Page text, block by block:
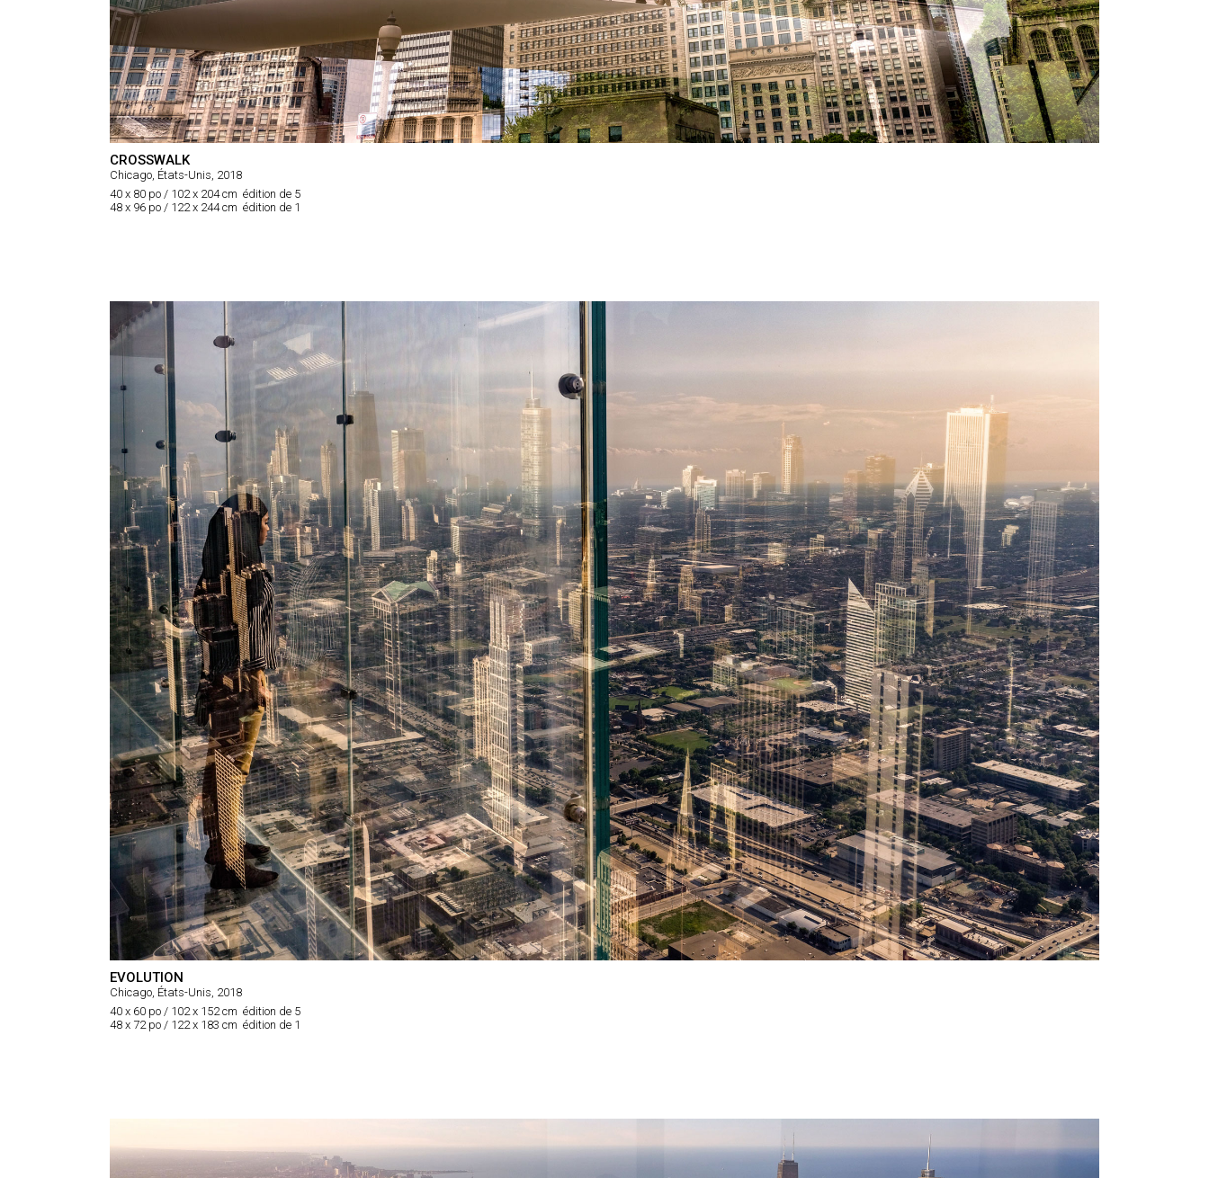
CROSSWALK
Chicago, États-Unis, 2018
40 x 80 po / 102 x 204 cm édition de 5
48 x 96 po / 122 x 244 cm édition de 1
EVOLUTION
Chicago, États-Unis, 2018
40 x 60 po / 102 x 152 cm édition de 5
48 x 72 po / 122 x 183 cm édition de 1